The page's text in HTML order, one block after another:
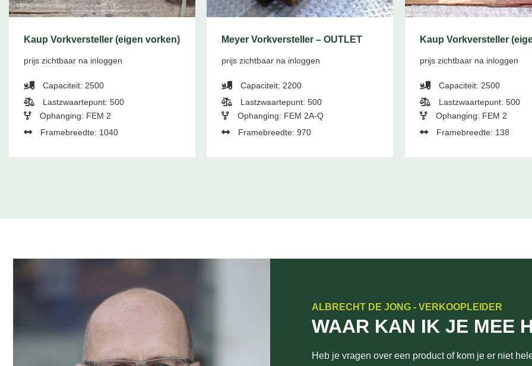
Kaup Vorkversteller (eigen vorken)
prijs zichtbaar na inloggen
Capaciteit: 2500
Lastzwaartepunt: 500
Ophanging: FEM 2
Framebreedte: 1040
Meyer Vorkversteller – OUTLET
prijs zichtbaar na inloggen
Capaciteit: 2200
Lastzwaartepunt: 500
Ophanging: FEM 2A-Q
Framebreedte: 970
Kaup Vorkversteller
prijs zichtbaar na inloggen
Capaciteit: 2500
Lastzwaartepunt: 500
Ophanging: FEM 2
Framebreedte: 138
ALBRECHT DE JONG - VERKOOPLEIDER
WAAR KAN IK JE MEE
Heb je vragen over een product of kom je er niet